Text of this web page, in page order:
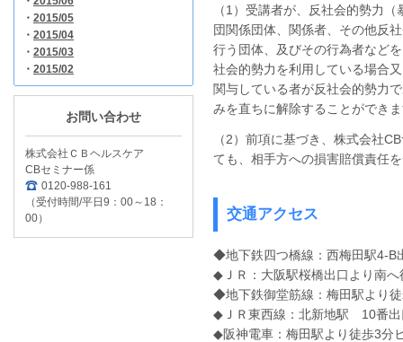
・ 2015/05
・ 2015/04
・ 2015/03
・ 2015/02
お問い合わせ
株式会社ＣＢヘルスケア
CBセミナー係
0120-988-161
（受付時間/平日9：00～18：
00）
（1）受講者が、反社会的勢力
団関係団体、関係者、その他反
行う団体、及びその行為者など
社会的勢力を利用している場合
関与している者が反社会的勢力
みを直ちに解除することができ
（2）前項に基づき、株式会社
ても、相手方への損害賠償責任
交通アクセス
◆地下鉄四つ橋線：西梅田駅4-B
◆ＪＲ：大阪駅桜橋出口より南へ
◆地下鉄御堂筋線：梅田駅より
◆ＪＲ東西線：北新地駅 10番出
◆阪神電車：梅田駅より徒歩3分